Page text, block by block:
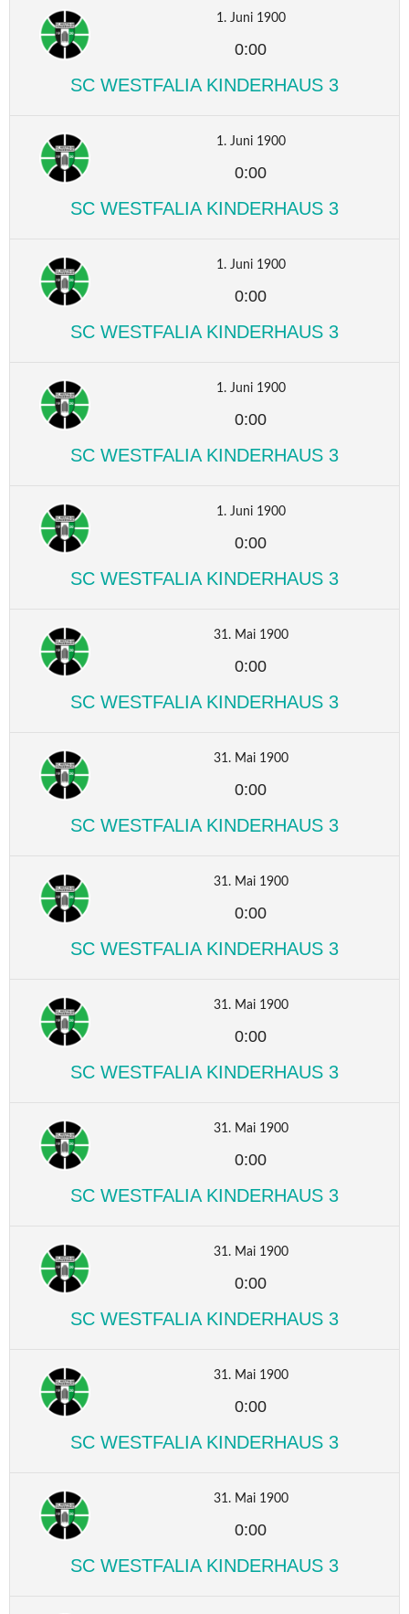
1. Juni 1900
0:00
SC WESTFALIA KINDERHAUS 3
1. Juni 1900
0:00
SC WESTFALIA KINDERHAUS 3
1. Juni 1900
0:00
SC WESTFALIA KINDERHAUS 3
1. Juni 1900
0:00
SC WESTFALIA KINDERHAUS 3
1. Juni 1900
0:00
SC WESTFALIA KINDERHAUS 3
31. Mai 1900
0:00
SC WESTFALIA KINDERHAUS 3
31. Mai 1900
0:00
SC WESTFALIA KINDERHAUS 3
31. Mai 1900
0:00
SC WESTFALIA KINDERHAUS 3
31. Mai 1900
0:00
SC WESTFALIA KINDERHAUS 3
31. Mai 1900
0:00
SC WESTFALIA KINDERHAUS 3
31. Mai 1900
0:00
SC WESTFALIA KINDERHAUS 3
31. Mai 1900
0:00
SC WESTFALIA KINDERHAUS 3
31. Mai 1900
0:00
SC WESTFALIA KINDERHAUS 3